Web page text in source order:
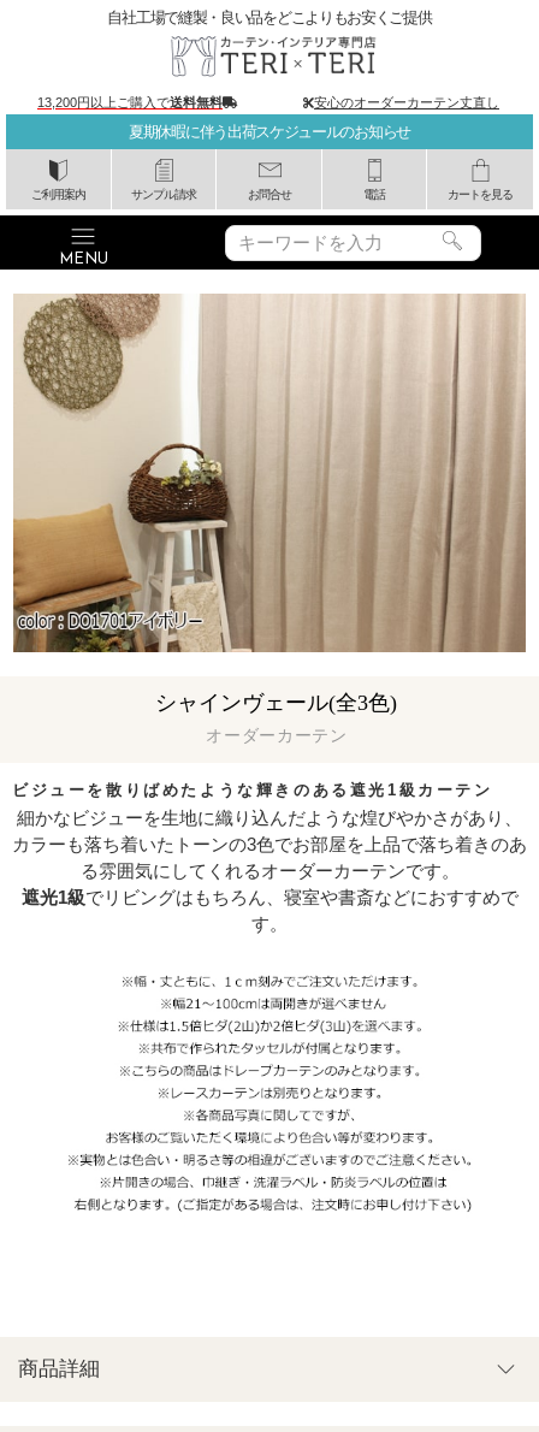
夏期休暇に伴う出荷スケジュールのお知らせ
ご利用案内 サンプル請求 お問合せ 電話 カートを見る
自社工場で縫製・良い品をどこよりもお安くご提供
13,200円以上ご購入で送料無料 安心のオーダーカーテン丈直し
ビジューを散りばめたような輝きのある遮光1級カーテン
オーダーカーテン
シャインヴェール(全3色)
細かなビジューを生地に織り込んだような煌びやかさがあり、
カラーも落ち着いたトーンの3色でお部屋を上品で落ち着きのあ
る雰囲気にしてくれるオーダーカーテンです。
遮光1級でリビングはもちろん、寝室や書斎などにおすすめで
す。
商品詳細